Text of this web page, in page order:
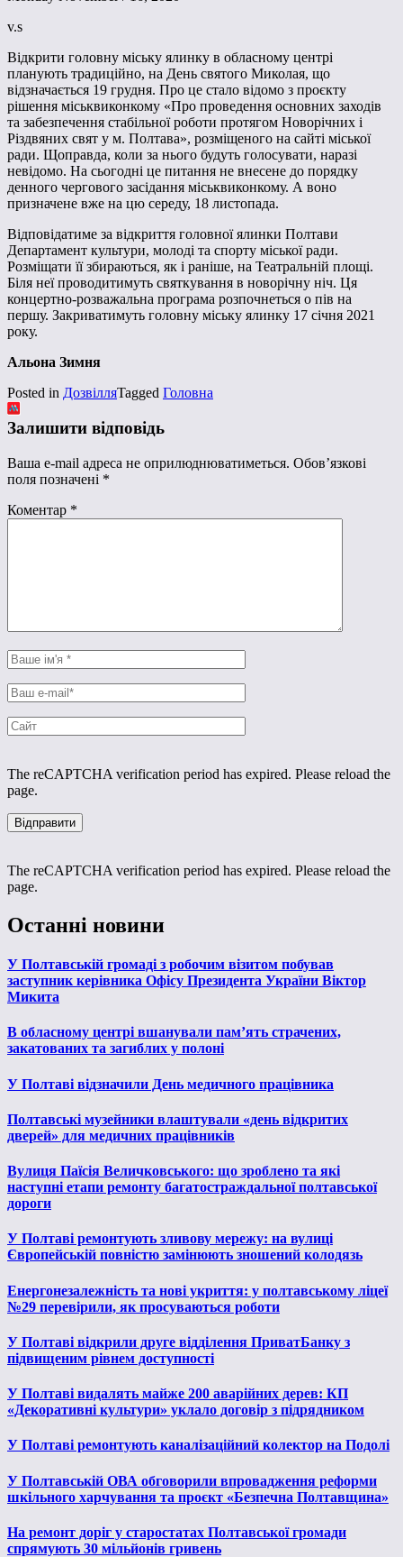
v.s
Відкрити головну міську ялинку в обласному центрі
планують традиційно, на День святого Миколая, що
відзначається 19 грудня. Про це стало відомо з проєкту
рішення міськвиконкому «Про проведення основних заходів
та забезпечення стабільної роботи протягом Новорічних і
Різдвяних свят у м. Полтава», розміщеного на сайті міської
ради. Щоправда, коли за нього будуть голосувати, наразі
невідомо. На сьогодні це питання не внесене до порядку
денного чергового засідання міськвиконкому. А воно
призначене вже на цю середу, 18 листопада.
Відповідатиме за відкриття головної ялинки Полтави
Департамент культури, молоді та спорту міської ради.
Розміщати її збираються, як і раніше, на Театральній площі.
Біля неї проводитимуть святкування в новорічну ніч. Ця
концертно-розважальна програма розпочнеться о пів на
першу. Закриватимуть головну міську ялинку 17 січня 2021
року.
Альона Зимня
Posted in ДозвілляTagged Головна
Залишити відповідь
Ваша e-mail адреса не оприлюднюватиметься. Обов’язкові
поля позначені *
Коментар *
The reCAPTCHA verification period has expired. Please reload the
page.
The reCAPTCHA verification period has expired. Please reload the
page.
Останні новини
У Полтавській громаді з робочим візитом побував
заступник керівника Офісу Президента України Віктор
Микита
В обласному центрі вшанували пам’ять страчених,
закатованих та загиблих у полоні
У Полтаві відзначили День медичного працівника
Полтавські музейники влаштували «день відкритих
дверей» для медичних працівників
Вулиця Паїсія Величковського: що зроблено та які
наступні етапи ремонту багатостраждальної полтавської
дороги
У Полтаві ремонтують зливову мережу: на вулиці
Європейській повністю замінюють зношений колодязь
Енергонезалежність та нові укриття: у полтавському ліцеї
№29 перевірили, як просуваються роботи
У Полтаві відкрили друге відділення ПриватБанку з
підвищеним рівнем доступності
У Полтаві видалять майже 200 аварійних дерев: КП
«Декоративні культури» уклало договір з підрядником
У Полтаві ремонтують каналізаційний колектор на Подолі
У Полтавській ОВА обговорили впровадження реформи
шкільного харчування та проєкт «Безпечна Полтавщина»
На ремонт доріг у старостатах Полтавської громади
спрямують 30 мільйонів гривень